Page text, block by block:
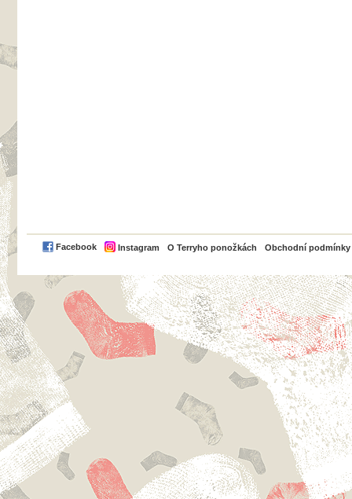
Facebook Instagram O Terryho ponožkách Obchodní podmínky
PayPal